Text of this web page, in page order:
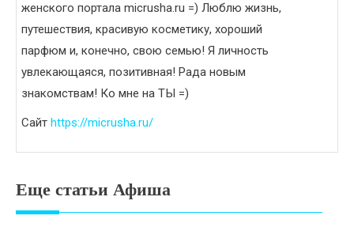
женского портала micrusha.ru =) Люблю жизнь,
путешествия, красивую косметику, хороший
парфюм и, конечно, свою семью! Я личность
увлекающаяся, позитивная! Рада новым
знакомствам! Ко мне на ТЫ =)
Сайт https://micrusha.ru/
Еще статьи Афиша